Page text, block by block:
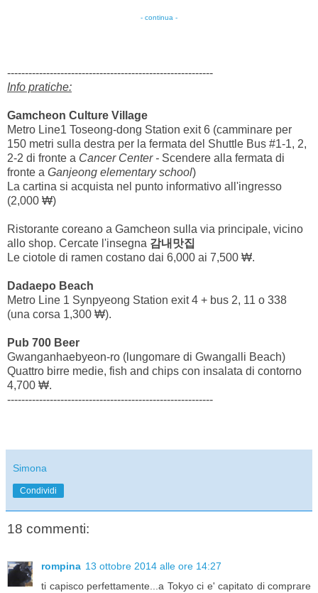
- continua -
----------------------------------------------------------
Info pratiche:
Gamcheon Culture Village
Metro Line1 Toseong-dong Station exit 6 (camminare per
150 metri sulla destra per la fermata del Shuttle Bus #1-1, 2,
2-2 di fronte a Cancer Center - Scendere alla fermata di
fronte a Ganjeong elementary school)
La cartina si acquista nel punto informativo all'ingresso
(2,000 ₩)
Ristorante coreano a Gamcheon sulla via principale, vicino
allo shop. Cercate l'insegna 감내맛집
Le ciotole di ramen costano dai 6,000 ai 7,500 ₩.
Dadaepo Beach
Metro Line 1 Synpyeong Station exit 4 + bus 2, 11 o 338
(una corsa 1,300 ₩).
Pub 700 Beer
Gwanganhaebyeon-ro (lungomare di Gwangalli Beach)
Quattro birre medie, fish and chips con insalata di contorno
4,700 ₩.
----------------------------------------------------------
Simona
Condividi
18 commenti:
rompina 13 ottobre 2014 alle ore 14:27
ti capisco perfettamente...a Tokyo ci e' capitato di comprare